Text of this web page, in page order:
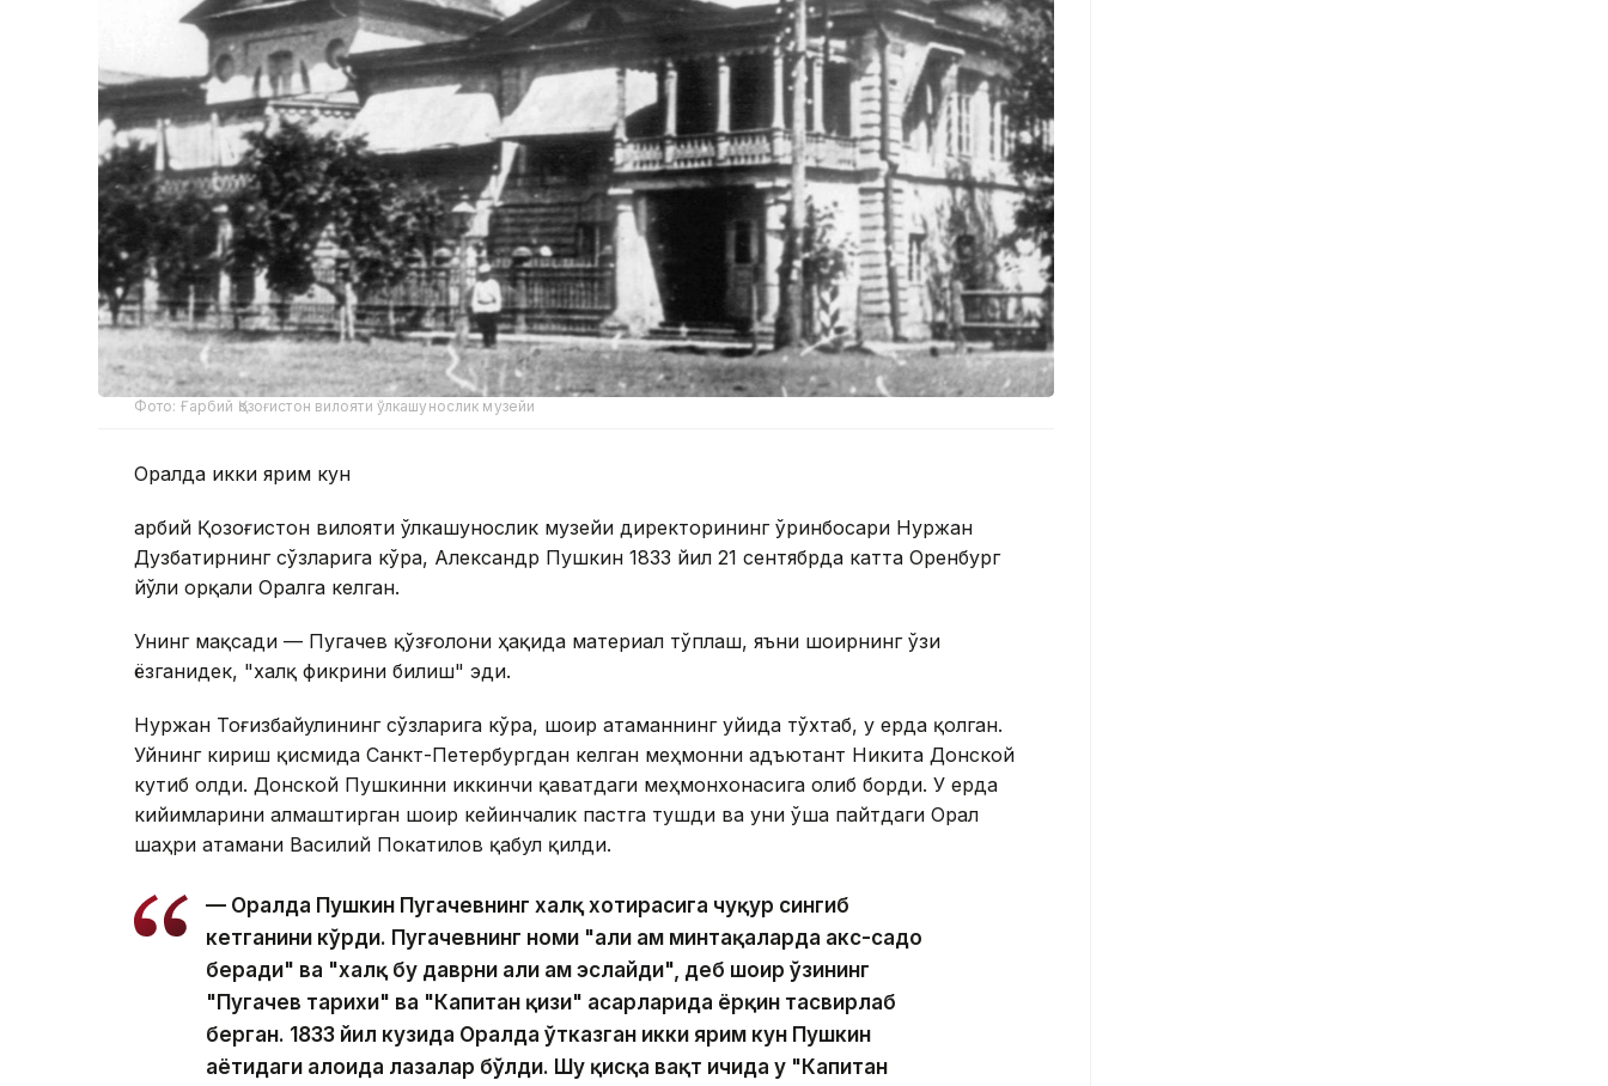
Фото: Ғарбий Қозоғистон вилояти ўлкашунослик музейи
Оралда икки ярим кун
Ғарбий Қозоғистон вилояти ўлкашунослик музейи директорининг ўринбосари Нуржан
Дузбатирнинг сўзларига кўра, Александр Пушкин 1833 йил 21 сентябрда катта Оренбург
йўли орқали Оралга келган.
Унинг мақсади — Пугачев қўзғолони ҳақида материал тўплаш, яъни шоирнинг ўзи
ёзганидек, "халқ фикрини билиш" эди.
Нуржан Тоғизбайулининг сўзларига кўра, шоир атаманнинг уйида тўхтаб, у ерда қолган.
Уйнинг кириш қисмида Санкт-Петербургдан келган меҳмонни адъютант Никита Донской
кутиб олди. Донской Пушкинни иккинчи қаватдаги меҳмонхонасига олиб борди. У ерда
кийимларини алмаштирган шоир кейинчалик пастга тушди ва уни ўша пайтдаги Орал
шаҳри атамани Василий Покатилов қабул қилди.
— Оралда Пушкин Пугачевнинг халқ хотирасига чуқур сингиб
кетганини кўрди. Пугачевнинг номи "ҳали ҳам минтақаларда акс-садо
беради" ва "халқ бу даврни ҳали ҳам эслайди", деб шоир ўзининг
"Пугачев тарихи" ва "Капитан қизи" асарларида ёрқин тасвирлаб
берган. 1833 йил кузида Оралда ўтказган икки ярим кун Пушкин
ҳаётидаги алоҳида лаҳзалар бўлди. Шу қисқа вақт ичида у "Капитан